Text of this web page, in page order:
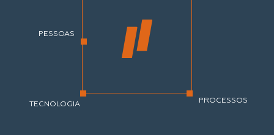
PESSOAS
TECNOLOGIA PROCESSOS